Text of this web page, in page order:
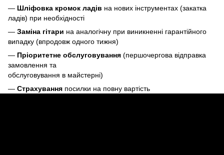
— Шліфовка кромок ладів на нових інструментах (закатка
ладів) при необхідності
— Заміна гітари на аналогічну при виникненні гарантійного
випадку (впродовж одного тижня)
— Пріоритетне обслуговування (першочергова відправка
замовлення та
обслуговування в майстерні)
— Страхування посилки на повну вартість